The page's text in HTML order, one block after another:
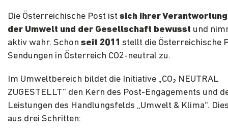
Die Österreichische Post ist sich ihrer
der Umwelt und der Gesellschaft bewusst und
aktiv wahr. Schon seit 2011 stellt die Österreichische
Sendungen in Österreich CO2-neutral zu.
Im Umweltbereich bildet die Initiative „CO₂ NEUTRAL
ZUGESTELLT“ den Kern des Post-Engagements und
Leistungen des Handlungsfelds „Umwelt & Klima“.
aus drei Schritten: